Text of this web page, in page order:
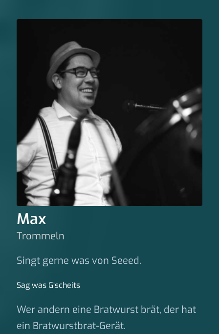
Max
Trommeln
Singt gerne was von Seeed.
Sag was G‘scheits
Wer andern eine Bratwurst brät, der hat
ein Bratwurstbrat-Gerät.